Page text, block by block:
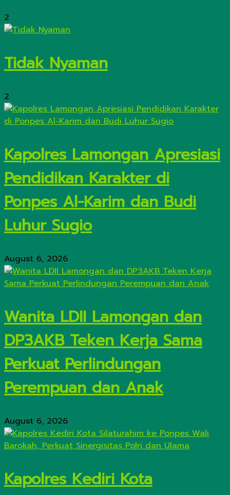
2
Tidak Nyaman
2
Kapolres Lamongan Apresiasi
Pendidikan Karakter di
Ponpes Al-Karim dan Budi
Luhur Sugio
August 6, 2026
Wanita LDII Lamongan dan
DP3AKB Teken Kerja Sama
Perkuat Perlindungan
Perempuan dan Anak
August 6, 2026
Kapolres Kediri Kota